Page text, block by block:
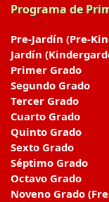
Programa de
Pre-Jardín (Pre-
Jardín
Primer Grado
Segundo Grado
Tercer Grado
Cuarto Grado
Quinto Grado
Sexto Grado
Séptimo Grado
Octavo Grado
Noveno Grado